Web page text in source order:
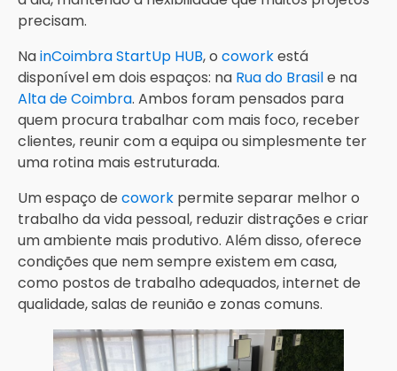
precisam.
NainCoimbra StartUp HUB, o coworkestá
disponível em dois espaços: na Rua do Brasile na
Alta de Coimbra. Ambos foram pensados para
quem procura trabalhar com mais foco, receber
clientes, reunir com a equipa ou simplesmente ter
uma rotina mais estruturada.
Um espaço de cowork permite separar melhor o
trabalho da vida pessoal, reduzir distrações e criar
um ambiente mais produtivo. Além disso, oferece
condições que nem sempre existem em casa,
como postos de trabalho adequados, internet de
qualidade, salas de reunião e zonas comuns.